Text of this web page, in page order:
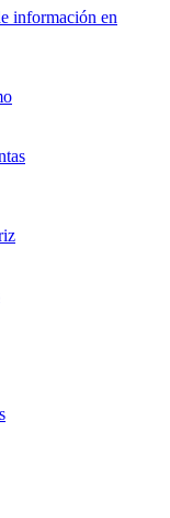
información en